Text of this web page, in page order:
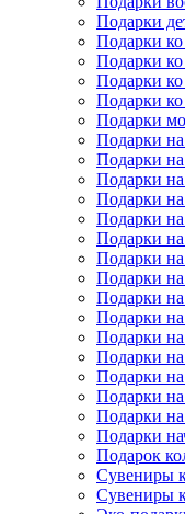
Подарки
Подарки
Подарки
Подарки
Подарки
Подарки
Подарки
Подарки
Подарки на
Подарки
Подарки
Подарки
Подарки
Подарки
Подарки
Подарки
Подарки
Подарки
Подарки
Подарки
Подарки
Подарки
Подарок
Сувениры
Сувениры